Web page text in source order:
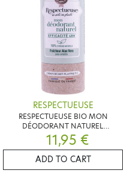
RESPECTUEUSE
RESPECTUEUSE BIO MON
DÉODORANT NATUREL
FRAICHEUR ALOE VERA 50G
11,95 €
ADD TO CART